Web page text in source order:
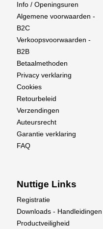
Info / Openingsuren
Algemene voorwaarden -
B2C
Verkoopsvoorwaarden -
B2B
Betaalmethoden
Privacy verklaring
Cookies
Retourbeleid
Verzendingen
Auteursrecht
Garantie verklaring
FAQ
Nuttige Links
Registratie
Downloads - Handleidingen
Productveiligheid